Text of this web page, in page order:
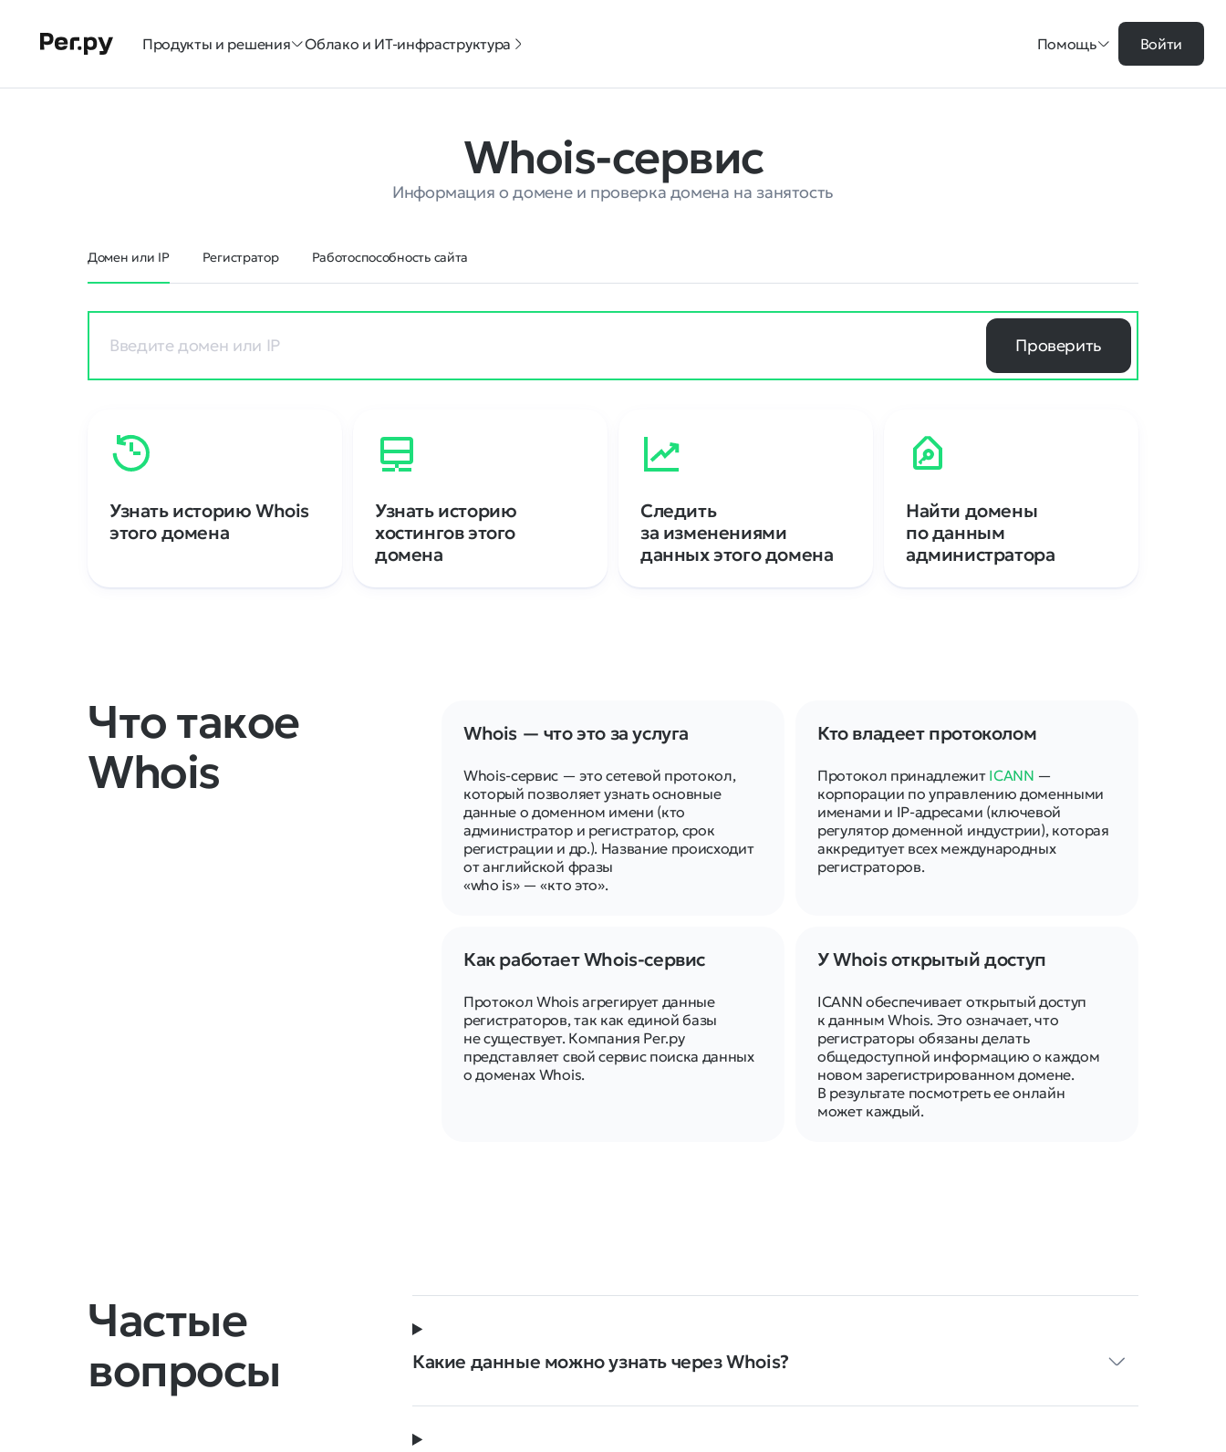
Продукты и решения Облако и ИТ-инфраструктура Помощь Войти
Whois-сервис
Информация о домене и проверка домена на занятость
Домен или IP Регистратор Работоспособность сайта
Проверить
Узнать историю Whois
этого домена
Узнать историю
хостингов этого
домена
Следить
за изменениями
данных этого домена
Найти домены
по данным
администратора
Что такое
Whois
Whois — что это за услуга
Whois-сервис — это сетевой протокол,
который позволяет узнать основные
данные о доменном имени (кто
администратор и регистратор, срок
регистрации и др.). Название происходит
от английской фразы
«who is» — «кто это».
Кто владеет протоколом
Протокол принадлежит ICANN —
корпорации по управлению доменными
именами и IP-адресами (ключевой
регулятор доменной индустрии), которая
аккредитует всех международных
регистраторов.
Как работает Whois-сервис
Протокол Whois агрегирует данные
регистраторов, так как единой базы
не существует. Компания Рег.ру
представляет свой сервис поиска данных
о доменах Whois.
У Whois открытый доступ
ICANN обеспечивает открытый доступ
к данным Whois. Это означает, что
регистраторы обязаны делать
общедоступной информацию о каждом
новом зарегистрированном домене.
В результате посмотреть ее онлайн
может каждый.
Частые
вопросы
Какие данные можно узнать через Whois?